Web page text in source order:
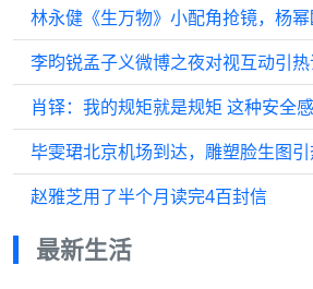
李昀锐孟子义微博之夜对视互动引热
毕雯珺北京机场到达，雕塑脸生图
赵雅芝用了半个月读完4百封信
最新生活